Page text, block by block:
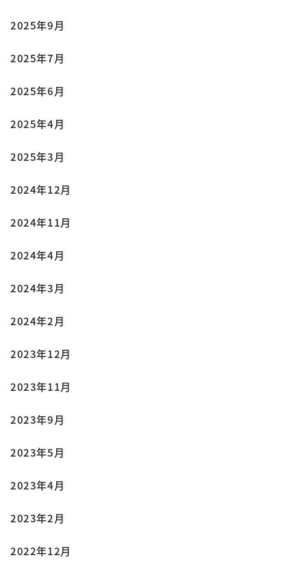
2025年9月
2025年7月
2025年6月
2025年4月
2025年3月
2024年12月
2024年11月
2024年4月
2024年3月
2024年2月
2023年12月
2023年11月
2023年9月
2023年5月
2023年4月
2023年2月
2022年12月